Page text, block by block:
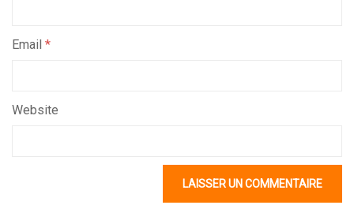
Email *
Website